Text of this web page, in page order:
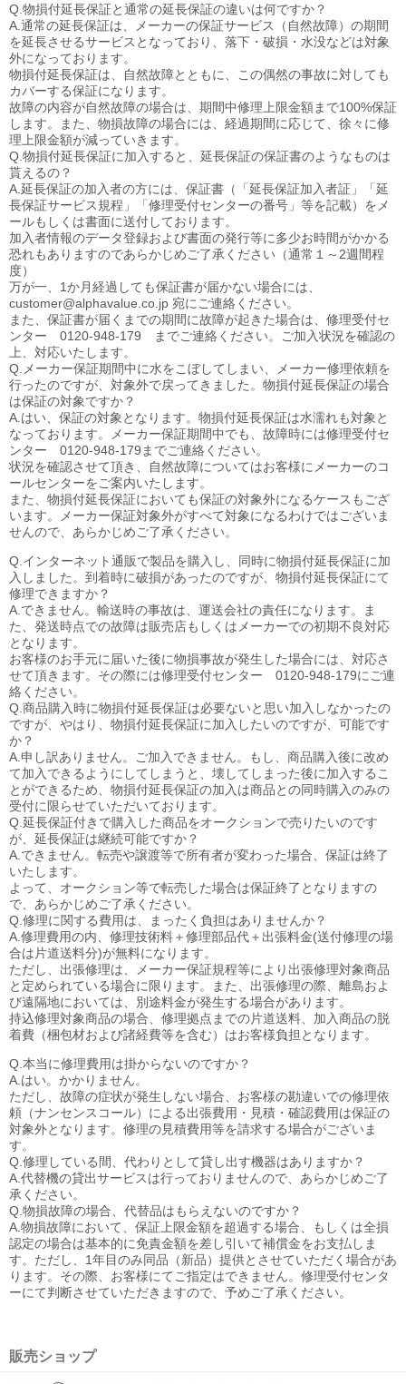
Q.物損付延長保証と通常の延長保証の違いは何ですか？
A.通常の延長保証は、メーカーの保証サービス（自然故障）の期間
を延長させるサービスとなっており、落下・破損・水没などは対象
外になっております。
物損付延長保証は、自然故障とともに、この偶然の事故に対しても
カバーする保証になります。
故障の内容が自然故障の場合は、期間中修理上限金額まで100%保証
します。また、物損故障の場合には、経過期間に応じて、徐々に修
理上限金額が減っていきます。
Q.物損付延長保証に加入すると、延長保証の保証書のようなものは
貰えるの？
A.延長保証の加入者の方には、保証書（「延長保証加入者証」「延
長保証サービス規程」「修理受付センターの番号」等を記載）をメ
ールもしくは書面に送付しております。
加入者情報のデータ登録および書面の発行等に多少お時間がかかる
恐れもありますのであらかじめご了承ください（通常１～2週間程
度）
万が一、1か月経過しても保証書が届かない場合には、
customer@alphavalue.co.jp 宛にご連絡ください。
また、保証書が届くまでの期間に故障が起きた場合は、修理受付セ
ンター 0120-948-179 までご連絡ください。ご加入状況を確認の
上、対応いたします。
Q.メーカー保証期間中に水をこぼしてしまい、メーカー修理依頼を
行ったのですが、対象外で戻ってきました。物損付延長保証の場合
は保証の対象ですか？
A.はい、保証の対象となります。物損付延長保証は水濡れも対象と
なっております。メーカー保証期間中でも、故障時には修理受付セ
ンター 0120-948-179までご連絡ください。
状況を確認させて頂き、自然故障についてはお客様にメーカーのコ
ールセンターをご案内いたします。
また、物損付延長保証においても保証の対象外になるケースもござ
います。メーカー保証対象外がすべて対象になるわけではございま
せんので、あらかじめご了承ください。
Q.インターネット通販で製品を購入し、同時に物損付延長保証に加
入しました。到着時に破損があったのですが、物損付延長保証にて
修理できますか？
A.できません。輸送時の事故は、運送会社の責任になります。ま
た、発送時点での故障は販売店もしくはメーカーでの初期不良対応
となります。
お客様のお手元に届いた後に物損事故が発生した場合には、対応さ
せて頂きます。その際には修理受付センター 0120-948-179にご連
絡ください。
Q.商品購入時に物損付延長保証は必要ないと思い加入しなかったの
ですが、やはり、物損付延長保証に加入したいのですが、可能です
か？
A.申し訳ありません。ご加入できません。もし、商品購入後に改め
て加入できるようにしてしまうと、壊してしまった後に加入するこ
とができるため、物損付延長保証の加入は商品との同時購入のみの
受付に限らせていただいております。
Q.延長保証付きで購入した商品をオークションで売りたいのです
が、延長保証は継続可能ですか？
A.できません。転売や譲渡等で所有者が変わった場合、保証は終了
いたします。
よって、オークション等で転売した場合は保証終了となりますの
で、あらかじめご了承ください。
Q.修理に関する費用は、まったく負担はありませんか？
A.修理費用の内、修理技術料＋修理部品代＋出張料金(送付修理の場
合は片道送料分)が無料になります。
ただし、出張修理は、メーカー保証規程等により出張修理対象商品
と定められている場合に限ります。また、出張修理の際、離島およ
び遠隔地においては、別途料金が発生する場合があります。
持込修理対象商品の場合、修理拠点までの片道送料、加入商品の脱
着費（梱包材および諸経費等を含む）はお客様負担となります。
Q.本当に修理費用は掛からないのですか？
A.はい。かかりません。
ただし、故障の症状が発生しない場合、お客様の勘違いでの修理依
頼（ナンセンスコール）による出張費用・見積・確認費用は保証の
対象外となります。修理の見積費用等を請求する場合がございま
す。
Q.修理している間、代わりとして貸し出す機器はありますか？
A.代替機の貸出サービスは行っておりませんので、あらかじめご了
承ください。
Q.物損故障の場合、代替品はもらえないのですか？
A.物損故障において、保証上限金額を超過する場合、もしくは全損
認定の場合は基本的に免責金額を差し引いて補償金をお支払しま
す。ただし、1年目のみ同品（新品）提供とさせていただく場合があ
ります。その際、お客様にてご指定はできません。修理受付センタ
ーにて判断させていただきますので、予めご了承ください。
販売ショップ